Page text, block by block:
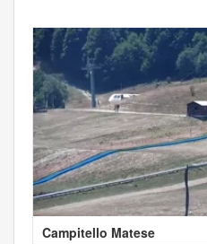
Campitello Matese